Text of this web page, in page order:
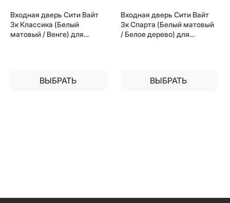
Входная дверь Сити Вайт
3к Классика (Белый
матовый / Венге) для
ВЫБРАТЬ
Входная дверь Сити Вайт
3к Спарта (Белый матовый
/ Белое дерево) для
ВЫБРАТЬ